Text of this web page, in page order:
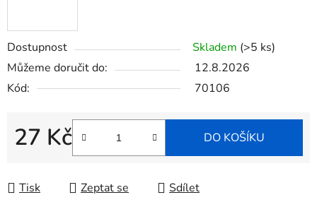
Dostupnost Skladem (>5 ks)
Můžeme doručit do:
12.8.2026
Kód:
70106
27 Kč
Měrná cena:
DO KOŠÍKU
Tisk Zeptat se Sdílet